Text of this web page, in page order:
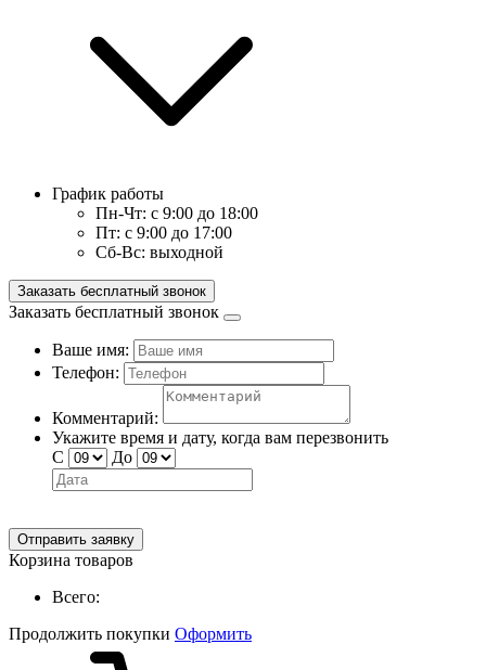
График работы
Пн-Чт: с 9:00 до 18:00
Пт: с 9:00 до 17:00
Сб-Вс: выходной
Заказать бесплатный звонок
Заказать бесплатный звонок
Ваше имя:
Телефон:
Комментарий:
Укажите время и дату, когда вам перезвонить
С
До
Отправить заявку
Корзина товаров
Всего:
Продолжить покупки Оформить